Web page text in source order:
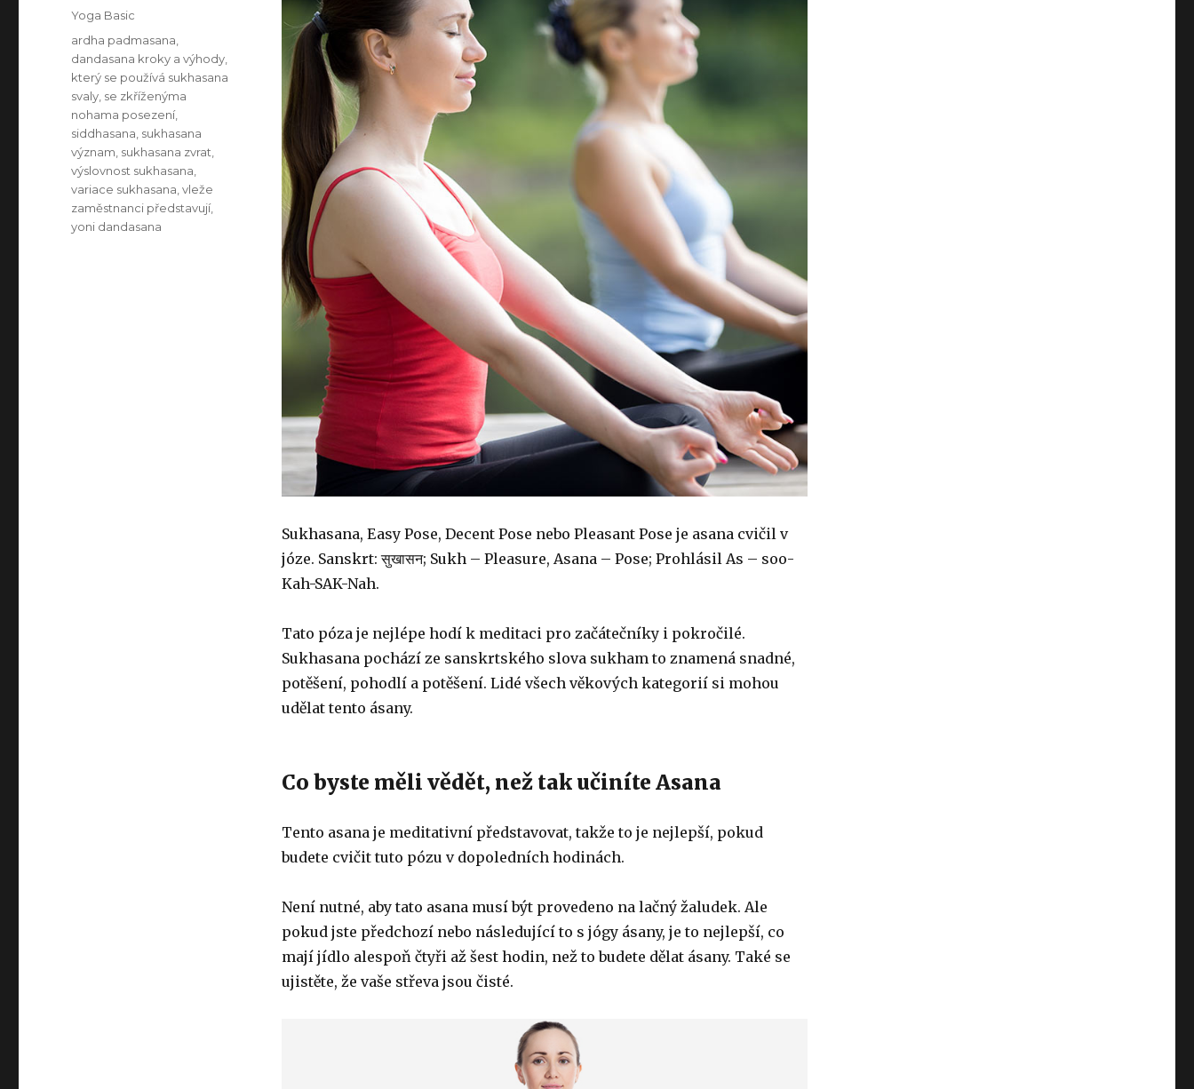
Sukhasana, Easy Pose, Decent Pose nebo Pleasant Pose je asana cvičil v
józe. Sanskrt: सुखासन; Sukh – Pleasure, Asana – Pose; Prohlásil As – soo-
Kah-SAK-Nah.
Tato póza je nejlépe hodí k meditaci pro začátečníky i pokročilé.
Sukhasana pochází ze sanskrtského slova sukham to znamená snadné,
potěšení, pohodlí a potěšení. Lidé všech věkových kategorií si mohou
udělat tento ásany.
Co byste měli vědět, než tak učiníte Asana
Tento asana je meditativní představovat, takže to je nejlepší, pokud
budete cvičit tuto pózu v dopoledních hodinách.
Není nutné, aby tato asana musí být provedeno na lačný žaludek. Ale
pokud jste předchozí nebo následující to s jógy ásany, je to nejlepší, co
mají jídlo alespoň čtyři až šest hodin, než to budete dělat ásany. Také se
ujistěte, že vaše střeva jsou čisté.
Categories
Yoga Basic
Tags
ardha padmasana
dandasana kroky a výhody
který se používá sukhasana
svaly se zkříženýma
nohama posezení,
siddhasana sukhasana
význam sukhasana zvrat
výslovnost sukhasana
variace sukhasana ,vleže
zaměstnanci představují,
yoni dandasana